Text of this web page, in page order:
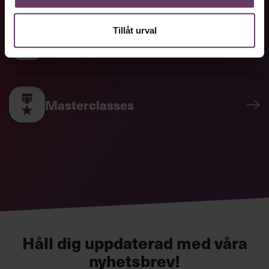
Tillåt urval
Omvärldsbevakning
Masterclasses
Håll dig uppdaterad med våra
nyhetsbrev!